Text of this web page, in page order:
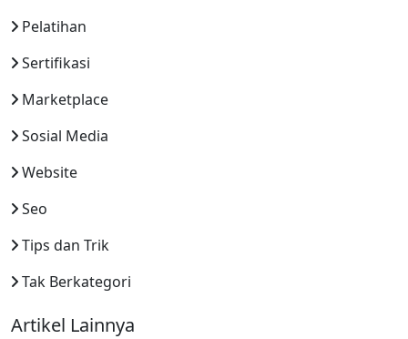
Pelatihan
Sertifikasi
Marketplace
Sosial Media
Website
Seo
Tips dan Trik
Tak Berkategori
Artikel Lainnya